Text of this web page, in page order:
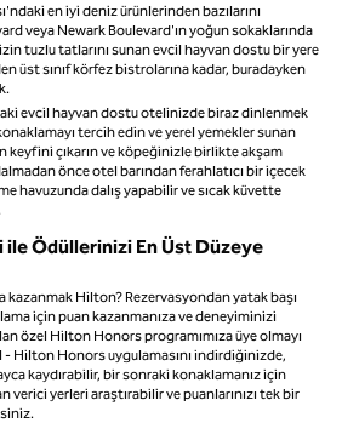
en iyi deniz ürünlerinden bazılarını
veya Newark Boulevard'ın yoğun sokaklarında
tuzlu tatlarını sunan evcil hayvan dostu bir yere
üst sınıf körfez bistrolarına kadar, buradayken
evcil hayvan dostu otelinizde biraz dinlenmek
tercih edin ve yerel yemekler sunan
çıkarın ve köpeğinizle birlikte akşam
önce otel barından ferahlatıcı bir içecek
havuzunda dalış yapabilir ve sıcak küvette
Ödüllerinizi En Üst Düzeye
kazanmak Hilton? Rezervasyondan yatak başı
için puan kazanmanıza ve deneyiminizi
özel Hilton Honors programımıza üye olmayı
- Hilton Honors uygulamasını indirdiğinizde,
kaydırabilir, bir sonraki konaklamanız için
verici yerleri araştırabilir ve puanlarınızı tek bir